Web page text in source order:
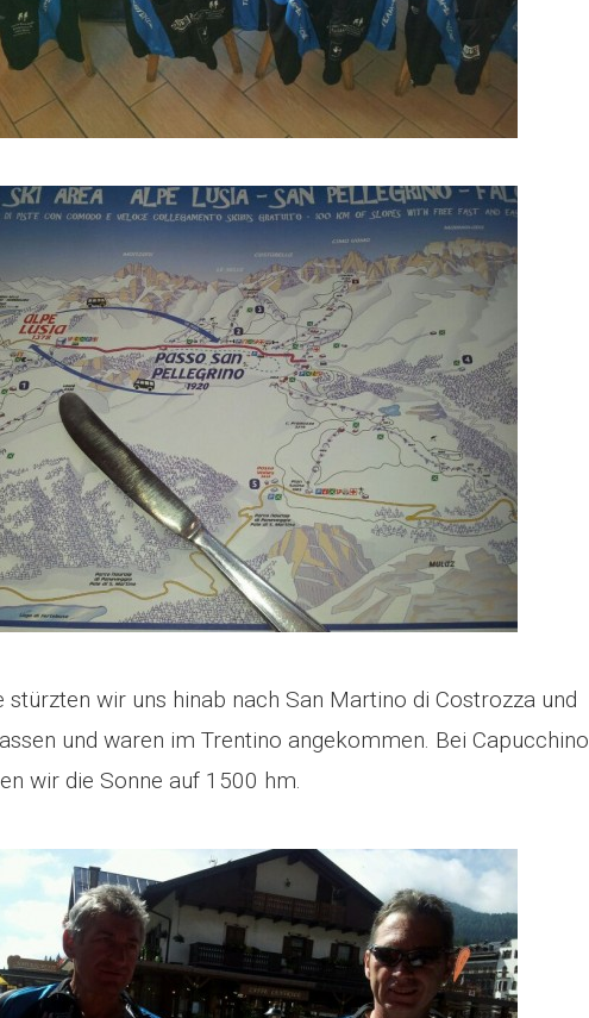
stürzten wir uns hinab nach San Martino di Costrozza und
und waren im Trentino angekommen. Bei Capucchino
wir die Sonne auf 1500 hm.